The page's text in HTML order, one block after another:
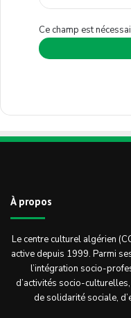
Ce champ est
À propos
Le centre culturel algérien
active depuis 1999. Parmi
l’intégration socio-
d’activités socio-
de solidarité sociale,